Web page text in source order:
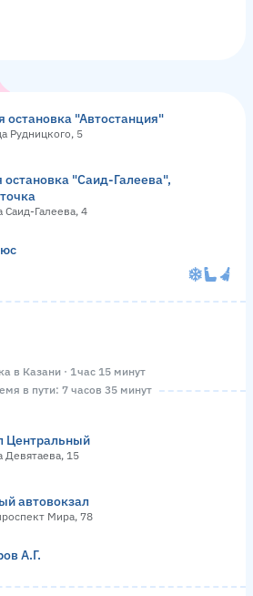
остановка "Автостанция"
Рудницкого, 5
остановка "Саид-Галеева",
Саид-Галеева, 4
в Казани · 1 час 15 минут
в пути: 7 часов 35 минут
Центральный
Девятаева, 15
автовокзал
Мира, 78
А.Г.